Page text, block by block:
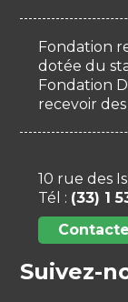
Fondation
dotée du
Fondation
recevoir
10 rue des
Tél : (33) 1
Suivez-